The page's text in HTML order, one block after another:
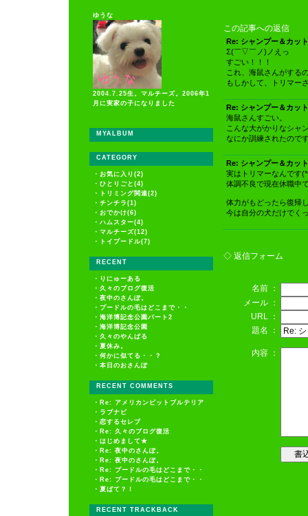
ゆうな
2004.7.25生。マルチーズ。2006年1
月に実家の子になりました
MYALBUM
CATEGORY
・ お気に入り(2)
・ ひとりごと(4)
・
トリミング関連(2)
・ チンチラ(1)
・ おでかけ(6)
・ ハムスター(4)
・ マルチーズ(12)
・
トイプードル(7)
RECENT
・ りにゅーある
・ 久々のブログ復活
・ 夜中のさんぽ。
・ プードルの毛はどこまで・・
・ 海洋博記念公園パート2
・ 海洋博記念公園
・ 久々のやんばる
・ 夏休み。
・ 何かに似てる・・？
・ 本日のおさんぽ
RECENT COMMENTS
・ Re: アメリカンピットブルテリア
・ ラブナビ
・ 恋するセレブ
・ Re: 久々のブログ復活
・ はじめまして★
・ Re: 夜中のさんぽ。
・ Re: 夜中のさんぽ。
・ Re: プードルの毛はどこまで・・
・ Re: プードルの毛はどこまで・・
・ 夏ばて？！
RECENT TRACKBACK
この記事への返信
Re: シャンプー＆カット
Σ(￣▽￣ノ)ノえっ
すごい！！！
これ、海鼠さんがする
もしかして、トリマー
Re: シャンプー＆カット
海鼠さんすごい。
こんな大がかりなシャ
なにか訓練されたので
Re: シャンプー＆カット
実はトリマーなんです
体調不良で現在休職中
体力がもどったら復帰
今は自分の犬だけでく
◇ 返信フォーム
名前 ：
メール ：
URL ：
題名 ：
内容 ：